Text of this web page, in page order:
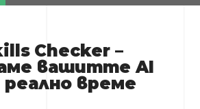
Checker –
вашитте AI
реално време